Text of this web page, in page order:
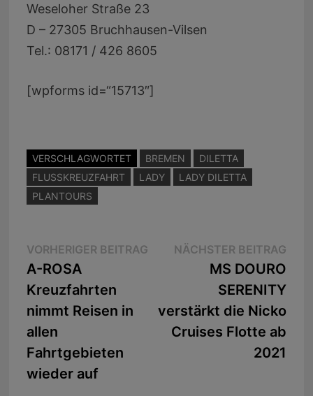
Weseloher Straße 23
D – 27305 Bruchhausen-Vilsen
Tel.: 08171 / 426 8605
[wpforms id=“15713″]
VERSCHLAGWORTET BREMEN
DILETTA
FLUSSKREUZFAHRT
LADY
LADY DILETTA
PLANTOURS
Beitragsnavigation
VORHERIGER BEITRAGVorheriger
A-ROSA
Kreuzfahrten
nimmt Reisen in
allen
Fahrtgebieten
wieder auf
NÄCHSTER BEITRAG
MS DOURO
SERENITY
verstärkt die Nicko
Cruises Flotte ab
2021